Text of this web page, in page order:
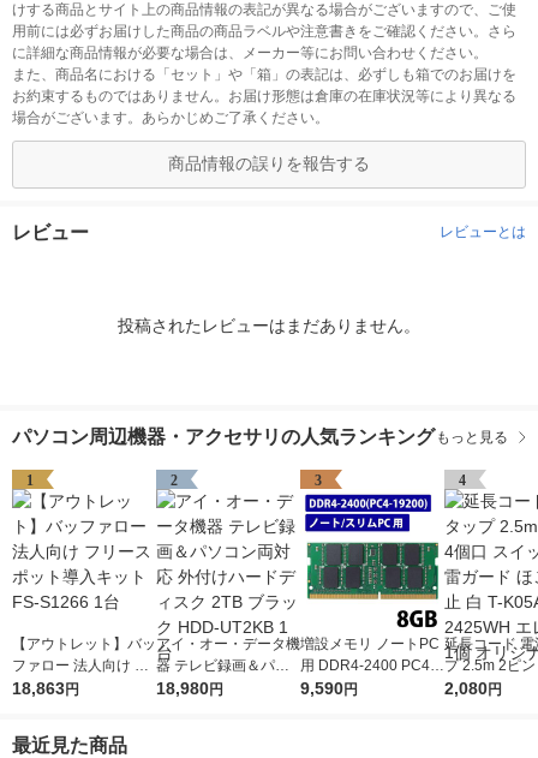
けする商品とサイト上の商品情報の表記が異なる場合がございますので、ご使
用前には必ずお届けした商品の商品ラベルや注意書きをご確認ください。さら
に詳細な商品情報が必要な場合は、メーカー等にお問い合わせください。
また、商品名における「セット」や「箱」の表記は、必ずしも箱でのお届けを
お約束するものではありません。お届け形態は倉庫の在庫状況等により異なる
場合がございます。あらかじめご了承ください。
商品情報の誤りを報告する
レビュー レビューとは
投稿されたレビューはまだありません。
パソコン周辺機器・アクセサリの人気ランキング もっと見る
1
【アウトレット】バッ
ファロー 法人向け フ
リースポット導入キッ
18,863円
2
アイ・オー・データ機
器 テレビ録画＆パソ
コン両対応 外付けハ
18,980円
3
増設メモリ ノートPC
用 DDR4-2400 PC4-1
9200 8GB S.O.DIMM
9,590円
4
延長コード 電
プ 2.5m 2ピ
スイッチ付 雷
2,080円
最近見た商品